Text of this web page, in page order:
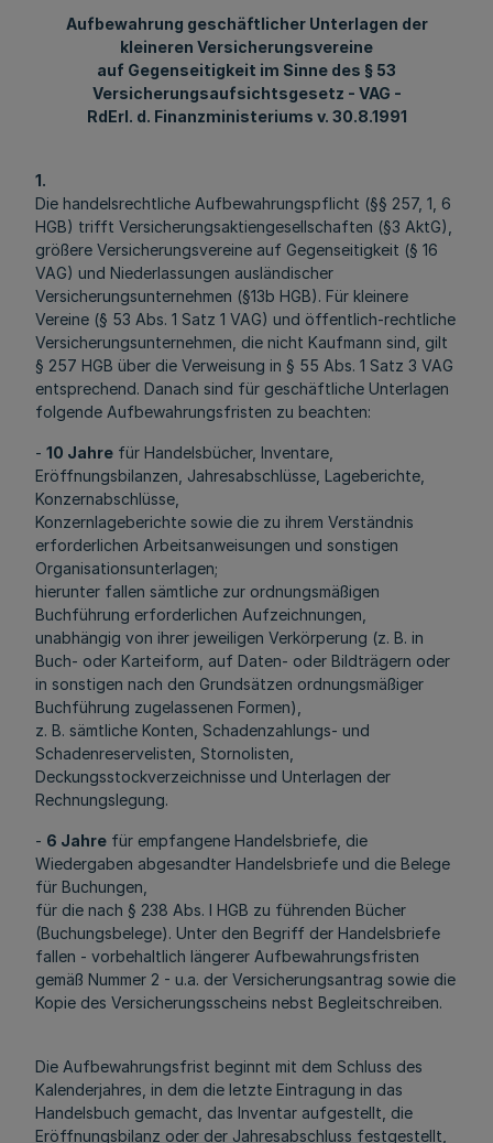
Aufbewahrung geschäftlicher Unterlagen der
kleineren Versicherungsvereine
auf Gegenseitigkeit im Sinne des § 53
Versicherungsaufsichtsgesetz - VAG -
RdErl. d. Finanzministeriums v. 30.8.1991
1.
Die handelsrechtliche Aufbewahrungspflicht (§§ 257, 1, 6
HGB) trifft Versicherungsaktiengesellschaften (§3 AktG),
größere Versicherungsvereine auf Gegenseitigkeit (§ 16
VAG) und Niederlassungen ausländischer
Versicherungsunternehmen (§13b HGB). Für kleinere
Vereine (§ 53 Abs. 1 Satz 1 VAG) und öffentlich-rechtliche
Versicherungsunternehmen, die nicht Kaufmann sind, gilt
§ 257 HGB über die Verweisung in § 55 Abs. 1 Satz 3 VAG
entsprechend. Danach sind für geschäftliche Unterlagen
folgende Aufbewahrungsfristen zu beachten:
- 10 Jahre für Handelsbücher, Inventare,
Eröffnungsbilanzen, Jahresabschlüsse, Lageberichte,
Konzernabschlüsse,
Konzernlageberichte sowie die zu ihrem Verständnis
erforderlichen Arbeitsanweisungen und sonstigen
Organisationsunterlagen;
hierunter fallen sämtliche zur ordnungsmäßigen
Buchführung erforderlichen Aufzeichnungen,
unabhängig von ihrer jeweiligen Verkörperung (z. B. in
Buch- oder Karteiform, auf Daten- oder Bildträgern oder
in sonstigen nach den Grundsätzen ordnungsmäßiger
Buchführung zugelassenen Formen),
z. B. sämtliche Konten, Schadenzahlungs- und
Schadenreservelisten, Stornolisten,
Deckungsstockverzeichnisse und Unterlagen der
Rechnungslegung.
- 6 Jahre für empfangene Handelsbriefe, die
Wiedergaben abgesandter Handelsbriefe und die Belege
für Buchungen,
für die nach § 238 Abs. l HGB zu führenden Bücher
(Buchungsbelege). Unter den Begriff der Handelsbriefe
fallen - vorbehaltlich längerer Aufbewahrungsfristen
gemäß Nummer 2 - u.a. der Versicherungsantrag sowie die
Kopie des Versicherungsscheins nebst Begleitschreiben.
Die Aufbewahrungsfrist beginnt mit dem Schluss des
Kalenderjahres, in dem die letzte Eintragung in das
Handelsbuch gemacht, das Inventar aufgestellt, die
Eröffnungsbilanz oder der Jahresabschluss festgestellt,